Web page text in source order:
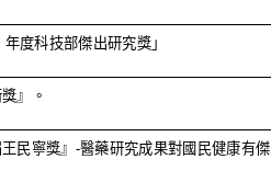
年度科技部傑出研究獎」
』。
民寧獎』 -醫藥研究成果對國民健康有傑